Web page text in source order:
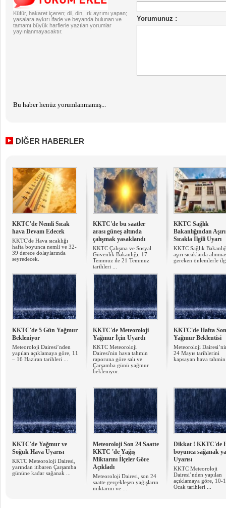
Küfür, hakaret içeren; dil, din, ırk ayrımı yapan;
yasalara aykırı ifade ve beyanda bulunan ve
tamamı büyük harflerle yazılan yorumlar
yayınlanmayacaktır.
Bu haber henüz yorumlanmamış...
DİĞER HABERLER
KKTC'de Nemli Sıcak
hava Devam Edecek
KKTC'de Hava sıcaklığı
hafta boyunca nemli ve 32-
39 derece dolaylarında
seyredecek.
KKTC'de bu saatler
arası güneş altında
çalışmak yasaklandı
KKTC Çalışma ve Sosyal
Güvenlik Bakanlığı, 17
Temmuz ile 21 Temmuz
tarihleri ...
KKTC Sağlık
Bakanlığından Aşırı
Sıcakla İlgili Uyarı
KKTC Sağlık
aşırı sıcaklarda
gereken önlemlerle
KKTC'de 5 Gün Yağmur
Bekleniyor
Meteoroloji Dairesi’nden
yapılan açıklamaya göre, 11
– 16 Haziran tarihleri ...
KKTC'de Meteoroloji
Yağmur İçin Uyardı
KKTC Meteoroloji
Dairesi'nin hava tahmin
raporuna göre salı ve
Çarşamba günü yağmur
bekleniyor.
KKTC'de Hafta
Yağmur Beklentisi
​Meteoroloji
24 Mayıs tarihlerini
kapsayan hava
KKTC'de Yağmur ve
Soğuk Hava Uyarısı
KKTC Meteoroloji Dairesi,
yarından itibaren Çarşamba
gününe kadar sağanak ...
Meteoroloji Son 24 Saatte
KKTC 'de Yağış
Miktarını İlçeler Göre
Açıkladı
Meteoroloji Dairesi, son 24
saatte gerçekleşen yağışların
miktarını ve ...
Dikkat ! KKTC'de
boyunca sağanak
Uyarısı
KKTC Meteoroloji
Dairesi’nden yapılan
açıklamaya göre, 10-
Ocak tarihleri ...